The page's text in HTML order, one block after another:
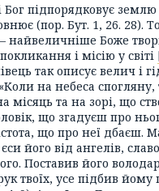
підпорядковує землю
(пор. Бут. 1, 26. 28).
Боже
і місію у світі
так описує велич і
на небеса спогляну,
місяць та на зорі, що
що згадуєш про
що про неї дбаєш.
його від ангелів,
Поставив його
твоїх, усе підбив йому